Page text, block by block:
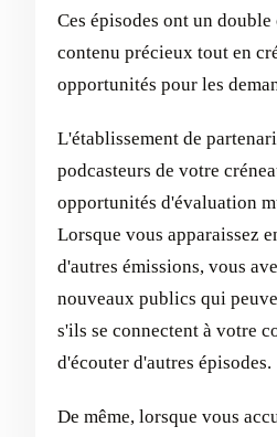
Ces épisodes ont un
contenu précieux tout en
opportunités pour les
L'établissement de
podcasteurs de votre
opportunités d'évaluation
Lorsque vous apparaissez
d'autres émissions, vous
nouveaux publics qui
s'ils se connectent à votre
d'écouter d'autres épisodes.
De même, lorsque vous